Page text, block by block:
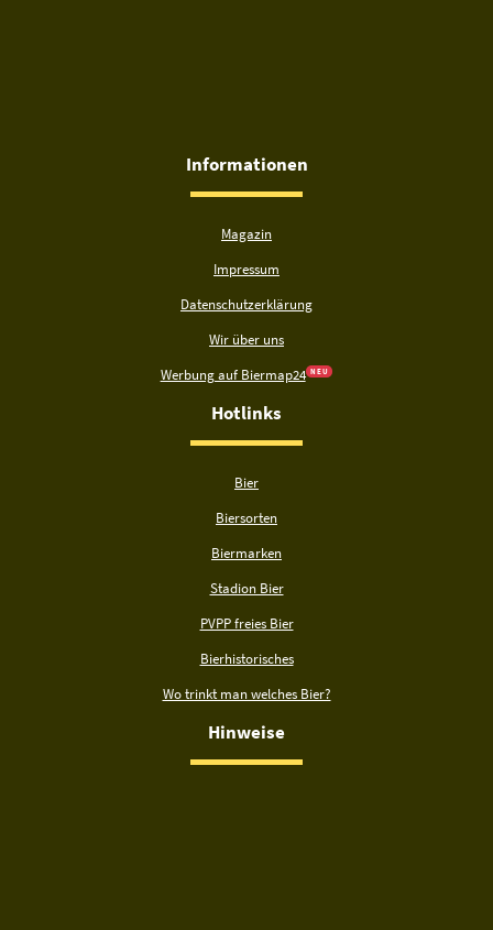
Informationen
Magazin
Impressum
Datenschutzerklärung
Wir über uns
Werbung auf Biermap24 N E U
Hotlinks
Bier
Biersorten
Biermarken
Stadion Bier
PVPP freies Bier
Bierhistorisches
Wo trinkt man welches Bier?
Hinweise